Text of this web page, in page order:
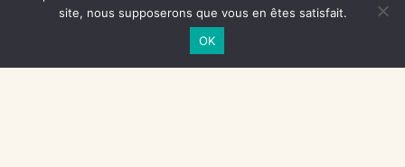
NOS SOUTIENS
CENTRE NATIONAL DU LIVRE
site, nous supposerons que vous en êtes satisfait.
OK